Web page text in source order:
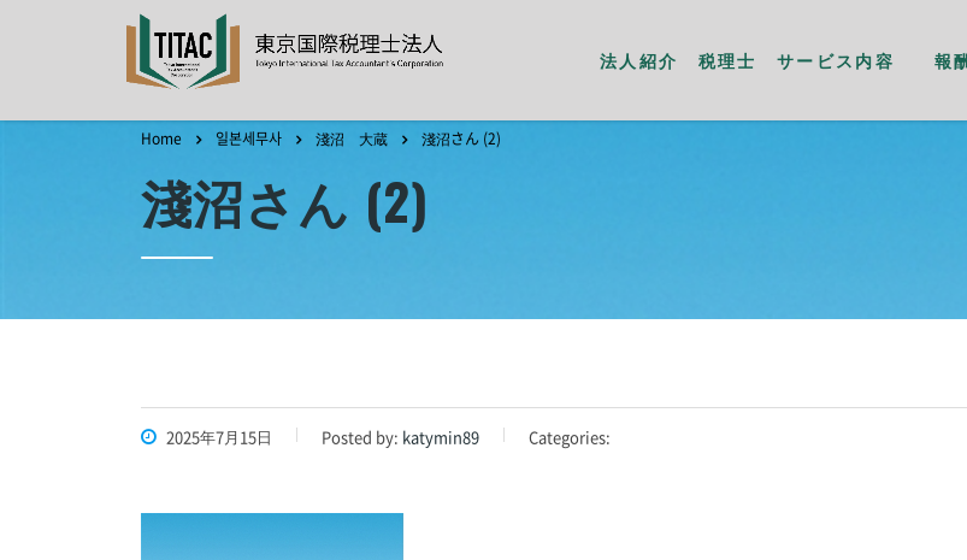
法人紹介 税理士 サービス内容 報
Home 일본세무사 淺沼 大蔵 淺沼さん (2)
淺沼さん (2)
2025年7月15日 Posted by: katymin89 Categories: